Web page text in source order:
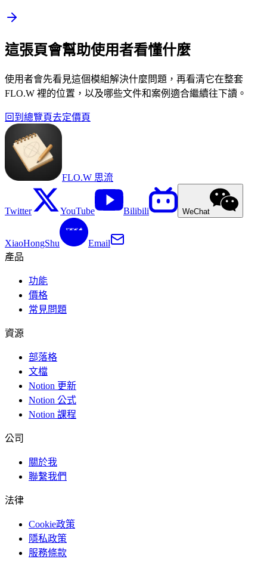
這張頁會幫助使用者看懂什麼
使用者會先看見這個模組解決什麼問題，再看清它在整套
FLO.W 裡的位置，以及哪些文件和案例適合繼續往下讀。
回到總覽頁去定價頁
FLO.W 思流
Twitter YouTube Bilibili WeChat
XiaoHongShu
Email
產品
功能
價格
常見問題
資源
部落格
文檔
Notion 更新
Notion 公式
Notion 課程
公司
關於我
聯繫我們
法律
Cookie政策
隱私政策
服務條款